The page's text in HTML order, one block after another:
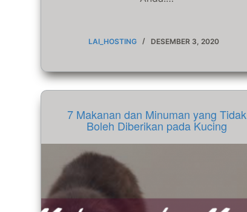
LAI_HOSTING DESEMBER 3, 2020
7 Makanan dan Minuman yang Tidak
Boleh Diberikan pada Kucing